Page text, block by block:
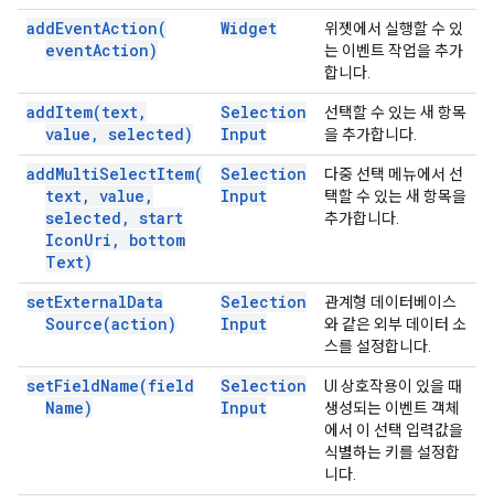
addEventAction(
eventAction)
Widget
위젯에서 실행할 수 있
는 이벤트 작업을 추가
합니다.
addItem(text,
value , selected)
Selection
Input
선택할 수 있는 새 항목
을 추가합니다.
addMultiSelectItem(
text, value ,
selected , start
IconUri ,
bottom
Text)
Selection
Input
다중 선택 메뉴에서 선
택할 수 있는 새 항목을
추가합니다.
setExternalData
Source(action)
Selection
Input
관계형 데이터베이스
와 같은 외부 데이터 소
스를 설정합니다.
setFieldName(field
Name)
Selection
Input
UI 상호작용이 있을 때
생성되는 이벤트 객체
에서 이 선택 입력값을
식별하는 키를 설정합
니다.